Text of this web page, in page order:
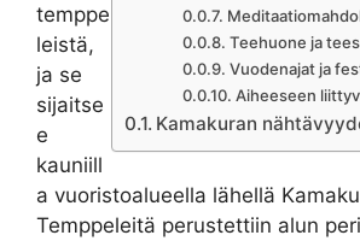
Teehuone ja
Vuodenajat ja
Aiheeseen
Kamakuran
temppe
leistä,
ja se
sijaitse
e
kauniill
a vuoristoalueella lähellä
Temppeleitä perustettiin alun